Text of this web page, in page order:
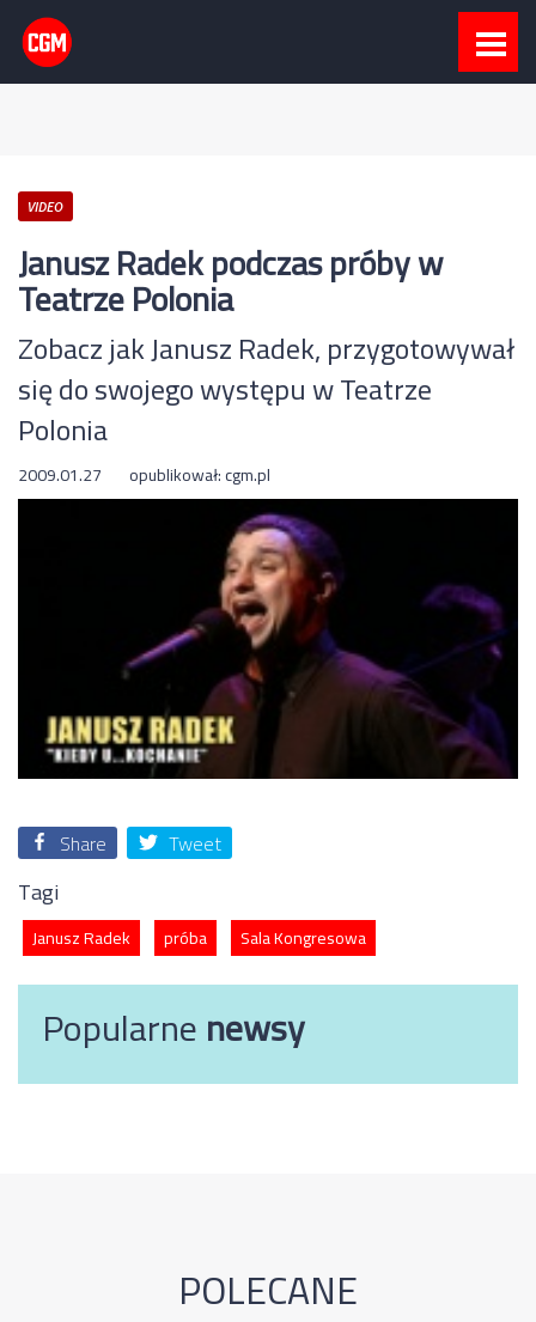
VIDEO
Janusz Radek podczas próby w
Teatrze Polonia
Zobacz jak Janusz Radek, przygotowywał
się do swojego występu w Teatrze
Polonia
2009.01.27 opublikował:cgm.pl
Share Tweet
Tagi
Janusz Radek próba Sala Kongresowa
Popularnenewsy
POLECANE